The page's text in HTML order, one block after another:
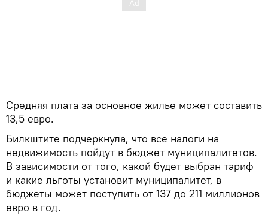
Средняя плата за основное жилье может составить
13,5 евро.
Билкштите подчеркнула, что все налоги на
недвижимость пойдут в бюджет муниципалитетов.
В зависимости от того, какой будет выбран тариф
и какие льготы установит муниципалитет, в
бюджеты может поступить от 137 до 211 миллионов
евро в год.